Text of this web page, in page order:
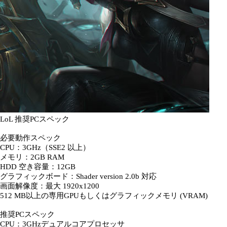
LoL 推奨PCスペック
必要動作スペック
CPU：3GHz（SSE2 以上）
メモリ：2GB RAM
HDD 空き容量：12GB
グラフィックボード：Shader version 2.0b 対応
画面解像度：最大 1920x1200
512 MB以上の専用GPUもしくはグラフィックメモリ (VRAM)
推奨PCスペック
CPU：3GHzデュアルコアプロセッサ